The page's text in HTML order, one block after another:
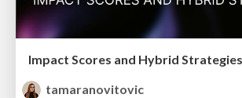
tamaranovitovic